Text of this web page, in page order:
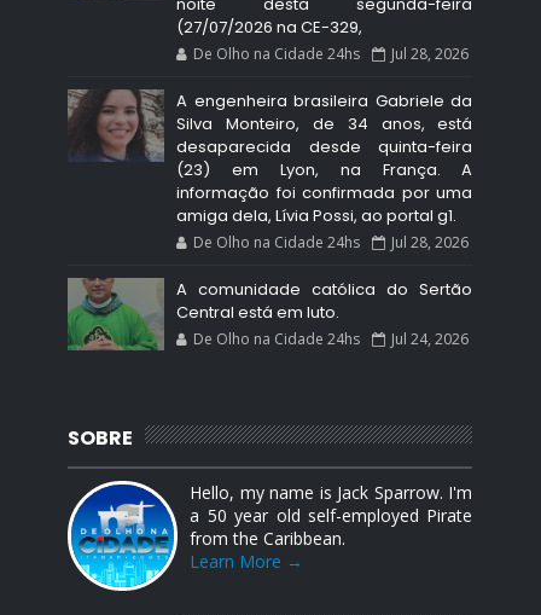
(27/07/2026 na CE-329,
De Olho na Cidade 24hs Jul 28, 2026
A engenheira brasileira Gabriele da
Silva Monteiro, de 34 anos, está
desaparecida desde quinta-feira
(23) em Lyon, na França. A
informação foi confirmada por uma
amiga dela, Lívia Possi, ao portal g1.
De Olho na Cidade 24hs Jul 28, 2026
A comunidade católica do Sertão
Central está em luto.
De Olho na Cidade 24hs Jul 24, 2026
SOBRE
Hello, my name is Jack Sparrow. I'm
a 50 year old self-employed Pirate
from the Caribbean.
Learn More →